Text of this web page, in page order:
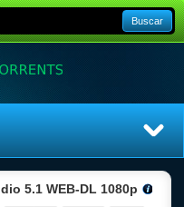
Buscar
5.1 WEB-DL 1080p